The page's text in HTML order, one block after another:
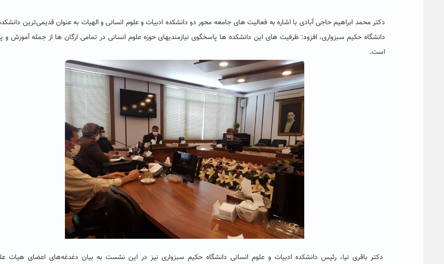
دکتر محمد ابراهیم حاجی آبادی با اشاره به فعالیت های جامعه محور دو دانشکده ادبیات و علوم انسانی و الهیات به عنوان قدیمی‌ترین
دانشگاه حکیم سبزواری، افزود: ظرفیت های این دانشکده ها پاسخگوی نیازمندیهای حوزه علوم انسانی در تمامی ارگان ها از جمله آموزش و
است.
دکتر باقری نیا، رئیس دانشکده ادبیات و علوم انسانی دانشگاه حکیم سبزواری نیز در این نشست به بیان دغدغه‌های اعضای هیات